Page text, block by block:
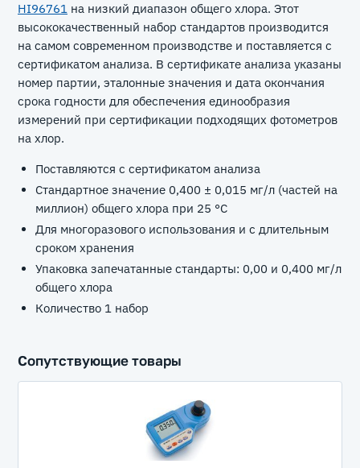
HI96761 на низкий диапазон общего хлора. Этот
высококачественный набор стандартов производится
на самом современном производстве и поставляется с
сертификатом анализа. В сертификате анализа указаны
номер партии, эталонные значения и дата окончания
срока годности для обеспечения единообразия
измерений при сертификации подходящих фотометров
на хлор.
Поставляются с сертификатом анализа
Стандартное значение 0,400 ± 0,015 мг/л (частей на
миллион) общего хлора при 25 °С
Для многоразового использования и с длительным
сроком хранения
Упаковка запечатанные стандарты: 0,00 и 0,400 мг/л
общего хлора
Количество 1 набор
Сопутствующие товары